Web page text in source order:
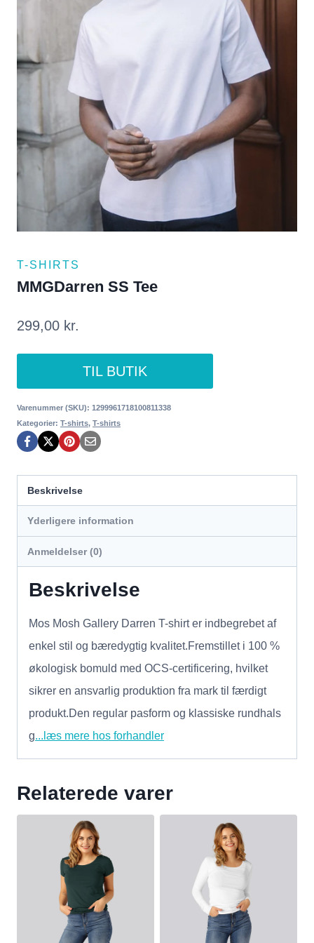
T-SHIRTS
MMGDarren SS Tee
299,00 kr.
TIL BUTIK
Varenummer (SKU): 1299961718100811338
Kategorier: T-shirts, T-shirts
Beskrivelse
Yderligere information
Anmeldelser (0)
Beskrivelse
Mos Mosh Gallery Darren T-shirt er indbegrebet af
enkel stil og bæredygtig kvalitet.Fremstillet i 100 %
økologisk bomuld med OCS-certificering, hvilket
sikrer en ansvarlig produktion fra mark til færdigt
produkt.Den regular pasform og klassiske rundhals
g...læs mere hos forhandler
Relaterede varer